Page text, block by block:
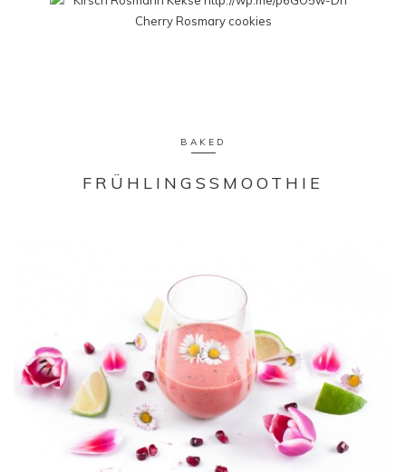
BAKED
FRÜHLINGSSMOOTHIE